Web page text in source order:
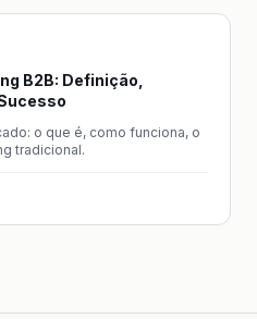
B2B: Definição,
o que é, como funciona, o
tradicional.